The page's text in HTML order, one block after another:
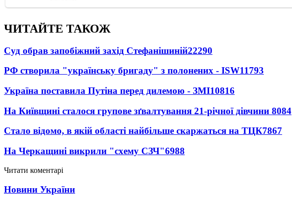
ЧИТАЙТЕ ТАКОЖ
Суд обрав запобіжний захід Стефанішиній22290
РФ створила "українську бригаду" з полонених - ISW11793
Україна поставила Путіна перед дилемою - ЗМІ10816
На Київщині сталося групове зґвалтування 21-річної дівчини 8084
Стало відомо, в якій області найбільше скаржаться на ТЦК7867
На Черкащині викрили "схему СЗЧ"6988
Читати коментарі
Новини України